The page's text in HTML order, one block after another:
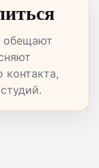
обещают
контакта,